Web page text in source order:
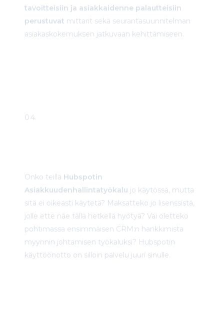
tavoitteisiin ja asiakkaidenne palautteisiin
perustuvat mittarit sekä seurantasuunnitelman
asiakaskokemuksen jatkuvaan kehittämiseen.
04
Onko teillä Hubspotin
Asiakkuudenhallintatyökalu jo käytössä, mutta
sitä ei oikeasti käytetä? Maksatteko jo lisenssistä,
jolle ette näe tällä hetkellä hyötyä? Vai oletteko
pohtimassa ensimmäisen CRM:n hankkimista
myynnin johtamisen työkaluksi? Hubspotin
käyttöönotto on silloin palvelu juuri sinulle.